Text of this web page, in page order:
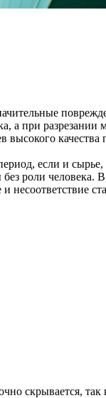
а при разрезании
если и сырье,
роли человека.
скрывается, так